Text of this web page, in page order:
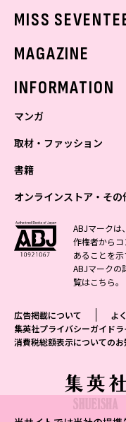
MISS
MAGAZINE
INFORMATION
マンガ
少年マンガ
Vジャンプ
最強ジャンプ
少年ジャンプ+
ジャンプTOON
ジャンプルーキー！
S-MANGA
集英社コミック文庫
青年マンガ
ZEBRACK
S-MANGA
集英社ジャンプリミッ
週刊ヤングジャンプ
ヤングジャンプ定期購
となりのヤングジャンプ
グランドジャンプ
少女マンガ
ZEBRACK
S-MANGA
集英社コミック文庫
マーガレット
別冊マーガレット
リマコミ
マンガMeets
女性マンガ
ジャンプTOON
集英社コミック文庫
マンガMee公式サイト
リマコミ
取材・ファッション
ファッション・美容
BAILA
MAQUIA
eclat
T JAPAN
MEN'S NON-NO
芸能・情報・スポーツ
週プレNEWS
週プレ グラジャパ!
書籍
文芸・文庫・総合
小説すばる
集英社 文芸ステーシ
web 集英社文庫
アジア人物史
学芸・ノンフィクショ
1日5分で、明日は変
集英社学芸部 - 学芸
集英社ビジネス書
集英社新書プラス - 知
kotoba
情報・知識＆オピニ
ライトノベル・ノベラ
集英社オレンジ文庫
ダッシュエックス文庫
集英社Webマガジン コ
集英社の児童図書 S-
オンラインストア・その
オンラインストア
OTO
SHUEISHA MANGA-
ジャンプキャラクター
HAPPY PLUS STORE
SHUEISHA VOX
LEEマルシェ
eclat premium
その他WEBサービス
集英社アドナビ
ABJマークは
作権者から
あることを
ABJマークの
覧はこちら。
広告掲載について
よ
集英社プライバシーガイドラ
消費税総額表示についての